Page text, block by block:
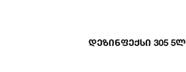
Დეზინფექსი 305 5ლ